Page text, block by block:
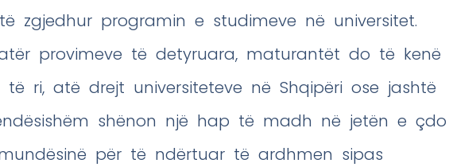
zgjedhur programin e studimeve në universitet.
provimeve të detyruara, maturantët do të kenë
ri, atë drejt universiteteve në Shqipëri ose jashtë
shënon një hap të madh në jetën e çdo
për të ndërtuar të ardhmen sipas